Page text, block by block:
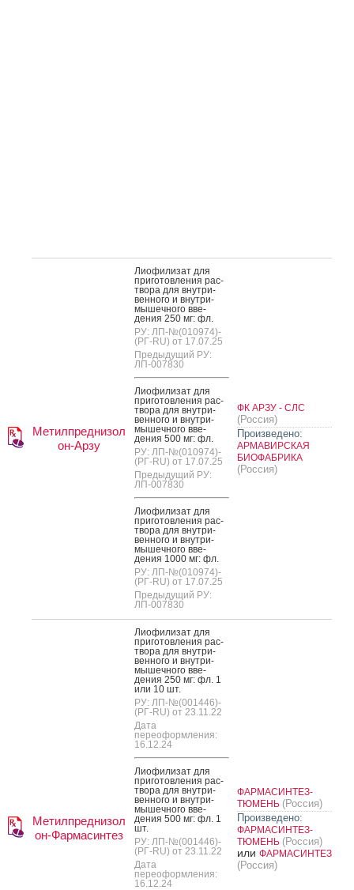
Метилпреднизол
он-Арзу
Ли­офи­лизат для
при­готов­ле­ния рас­
тво­ра для внут­ри­
вен­но­го и внут­ри­
мышеч­но­го вве­
дения 250 мг: фл.
РУ: ЛП-№(010974)-
(РГ-RU) от 17.07.25
Предыдущий РУ:
ЛП-007830
Ли­офи­лизат для
при­готов­ле­ния рас­
тво­ра для внут­ри­
вен­но­го и внут­ри­
мышеч­но­го вве­
дения 500 мг: фл.
РУ: ЛП-№(010974)-
(РГ-RU) от 17.07.25
Предыдущий РУ:
ЛП-007830
Ли­офи­лизат для
при­готов­ле­ния рас­
тво­ра для внут­ри­
вен­но­го и внут­ри­
мышеч­но­го вве­
дения 1000 мг: фл.
РУ: ЛП-№(010974)-
(РГ-RU) от 17.07.25
Предыдущий РУ:
ЛП-007830
ФК АРЗУ - СЛС
(Россия)
Произведено:
АРМАВИРСКАЯ
БИОФАБРИКА
(Россия)
Метилпреднизол
он-Фармасинтез
Ли­офи­лизат для
при­готов­ле­ния рас­
тво­ра для внут­ри­
вен­но­го и внут­ри­
мышеч­но­го вве­
дения 250 мг: фл. 1
или 10 шт.
РУ: ЛП-№(001446)-
(РГ-RU) от 23.11.22
Дата
переоформления:
16.12.24
Ли­офи­лизат для
при­готов­ле­ния рас­
тво­ра для внут­ри­
вен­но­го и внут­ри­
мышеч­но­го вве­
дения 500 мг: фл. 1
шт.
РУ: ЛП-№(001446)-
(РГ-RU) от 23.11.22
Дата
переоформления:
16.12.24
ФАРМАСИНТЕЗ-
ТЮМЕНЬ (Россия)
Произведено:
ФАРМАСИНТЕЗ-
ТЮМЕНЬ (Россия)
или ФАРМАСИНТЕЗ
(Россия)